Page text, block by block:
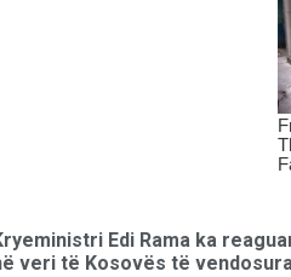
Edi Rama ka
veri të Kosovës të